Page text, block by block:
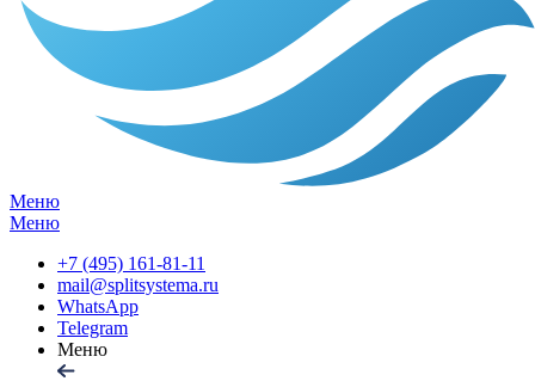
Меню
Меню
+7 (495) 161-81-11
mail@splitsystema.ru
WhatsApp
Telegram
Меню